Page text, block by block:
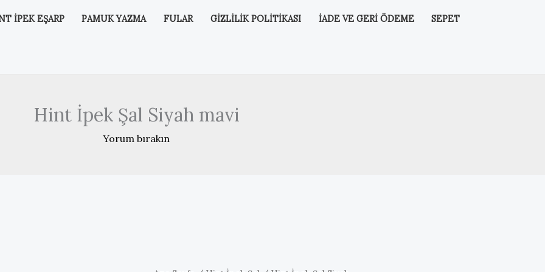
İPEK EŞARP PAMUK YAZMA FULAR GIZLILIK POLITIKASI İADE VE GERI ÖDEME SEPET
Hint İpek Şal Siyah mavi
Yorum bırakın